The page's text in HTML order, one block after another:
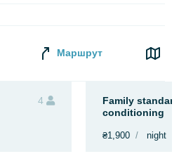
Маршрут
4
Family
conditioning
₴1,900 night